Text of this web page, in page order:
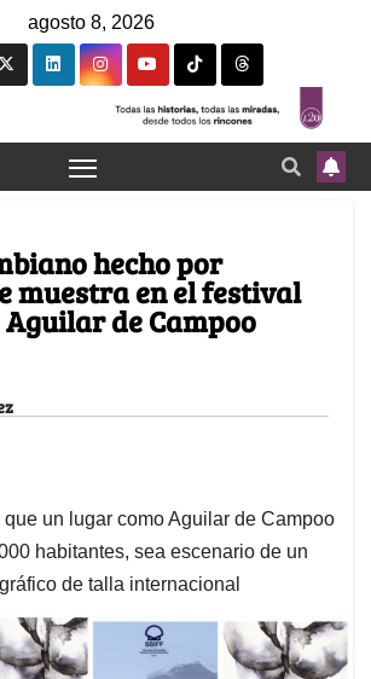
agosto 8, 2026
hecho por
muestra en el festival
Aguilar de Campoo
un lugar como Aguilar de Campoo
habitantes, sea escenario de un
de talla internacional